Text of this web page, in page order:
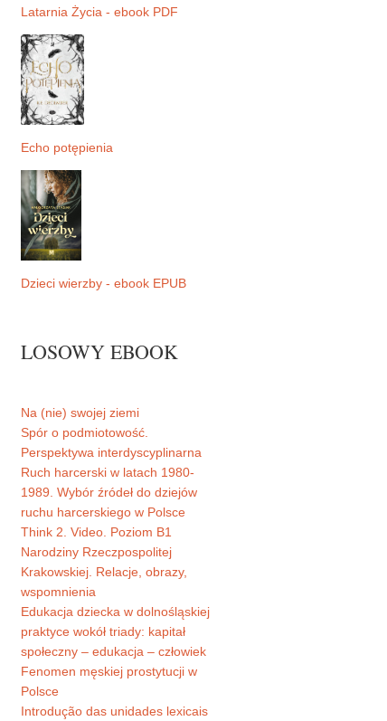
Latarnia Życia - ebook PDF
Echo potępienia
Dzieci wierzby - ebook EPUB
LOSOWY EBOOK
Na (nie) swojej ziemi
Spór o podmiotowość.
Perspektywa interdyscyplinarna
Ruch harcerski w latach 1980-
1989. Wybór źródeł do dziejów
ruchu harcerskiego w Polsce
Think 2. Video. Poziom B1
Narodziny Rzeczpospolitej
Krakowskiej. Relacje, obrazy,
wspomnienia
Edukacja dziecka w dolnośląskiej
praktyce wokół triady: kapitał
społeczny – edukacja – człowiek
Fenomen męskiej prostytucji w
Polsce
Introdução das unidades lexicais